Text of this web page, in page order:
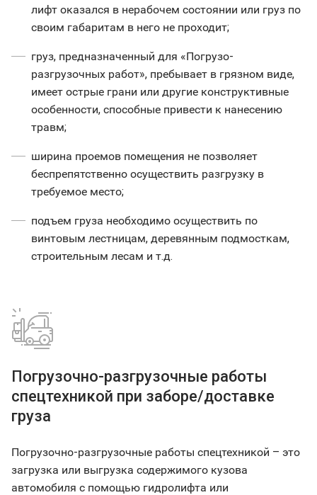
лифт оказался в нерабочем состоянии или груз по
своим габаритам в него не проходит;
груз, предназначенный для «Погрузо-
разгрузочных работ», пребывает в грязном виде,
имеет острые грани или другие конструктивные
особенности, способные привести к нанесению
травм;
ширина проемов помещения не позволяет
беспрепятственно осуществить разгрузку в
требуемое место;
подъем груза необходимо осуществить по
винтовым лестницам, деревянным подмосткам,
строительным лесам и т.д.
Погрузочно-разгрузочные работы
спецтехникой при заборе/доставке
груза
Погрузочно-разгрузочные работы спецтехникой – это
загрузка или выгрузка содержимого кузова
автомобиля с помощью гидролифта или